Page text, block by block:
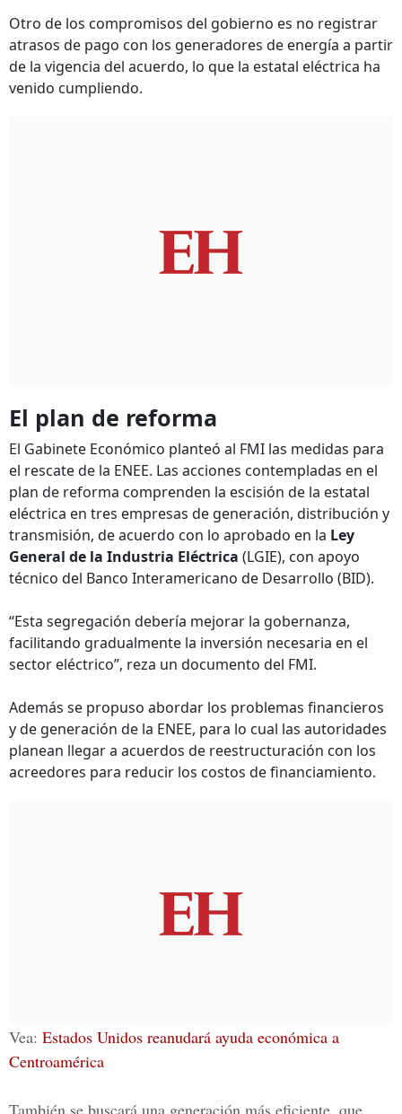
Otro de los compromisos del gobierno es no registrar
atrasos de pago con los generadores de energía a partir
de la vigencia del acuerdo, lo que la estatal eléctrica ha
venido cumpliendo.
El plan de reforma
El Gabinete Económico planteó al FMI las medidas para
el rescate de la ENEE. Las acciones contempladas en el
plan de reforma comprenden la escisión de la estatal
eléctrica en tres empresas de generación, distribución y
transmisión, de acuerdo con lo aprobado en la Ley
General de la Industria Eléctrica (LGIE), con apoyo
técnico del Banco Interamericano de Desarrollo (BID).
“Esta segregación debería mejorar la gobernanza,
facilitando gradualmente la inversión necesaria en el
sector eléctrico”, reza un documento del FMI.
Además se propuso abordar los problemas financieros
y de generación de la ENEE, para lo cual las autoridades
planean llegar a acuerdos de reestructuración con los
acreedores para reducir los costos de financiamiento.
Vea: Estados Unidos reanudará ayuda económica a
Centroamérica
También se buscará una generación más eficiente, que